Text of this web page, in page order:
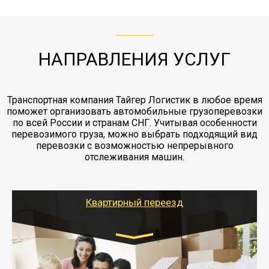
заканчивая выгрузкой в пункте получателя.
НАПРАВЛЕНИЯ УСЛУГ
Транспортная компания Тайгер Логистик в любое время
поможет организовать автомобильные грузоперевозки
по всей России и странам СНГ. Учитывая особенности
перевозимого груза, можно выбрать подходящий вид
перевозки с возможностью непрерывного
отслеживания машин.
Квартирный переезд
Газель: 1,5 и 3 тонны